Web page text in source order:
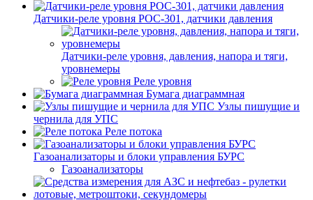
Датчики-реле уровня РОС-301, датчики давления
Датчики-реле уровня, давления, напора и тяги,
уровнемеры
Реле уровня
Бумага диаграммная
Узлы пишущие и
чернила для УПС
Реле потока
Газоанализаторы и блоки управления БУРС
Газоанализаторы